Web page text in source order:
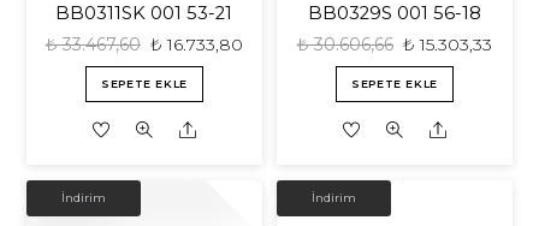
BB0311SK 001 53-21
₺33.467,60 ₺ 16.733,80
SEPETE EKLE
Share
BB0329S 001 56-18
₺30.606,66 ₺ 15.303,33
SEPETE EKLE
Share
İndirim İndirimİNDIRIM!